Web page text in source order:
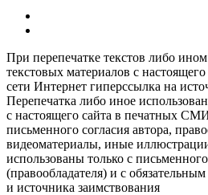
При перепечатке текстов либо
текстовых материалов с
сети Интернет гиперссылка на
Перепечатка либо иное
с настоящего сайта в печатных
письменного согласия автора,
видеоматериалы, иные
использованы только с письменного
(правообладателя) и с
и источника заимствования